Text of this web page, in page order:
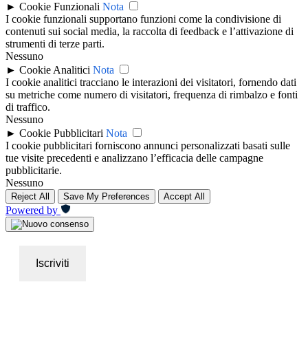
► Cookie Funzionali Nota
I cookie funzionali supportano funzioni come la condivisione di
contenuti sui social media, la raccolta di feedback e l’attivazione di
strumenti di terze parti.
Nessuno
► Cookie Analitici Nota
I cookie analitici tracciano le interazioni dei visitatori, fornendo dati
su metriche come numero di visitatori, frequenza di rimbalzo e fonti
di traffico.
Nessuno
► Cookie Pubblicitari Nota
I cookie pubblicitari forniscono annunci personalizzati basati sulle
tue visite precedenti e analizzano l’efficacia delle campagne
pubblicitarie.
Nessuno
Reject All Save My Preferences Accept All
Powered by
Iscriviti